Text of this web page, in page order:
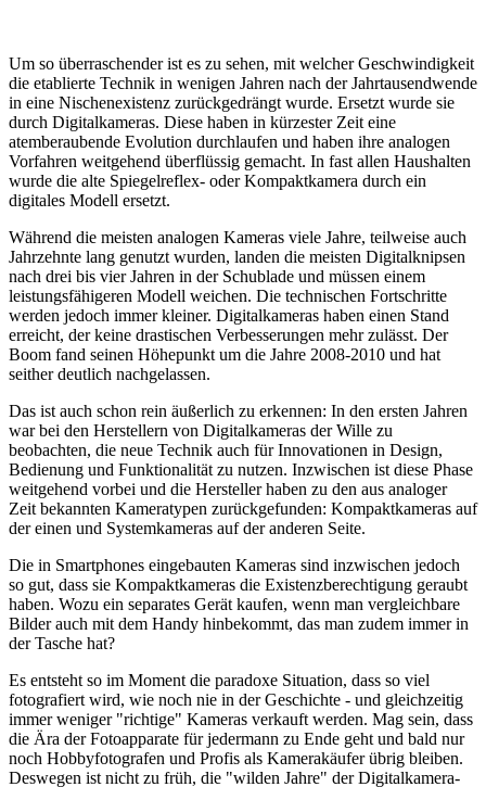
Um so überraschender ist es zu sehen, mit welcher Geschwindigkeit
die etablierte Technik in wenigen Jahren nach der Jahrtausendwende
in eine Nischenexistenz zurückgedrängt wurde. Ersetzt wurde sie
durch Digitalkameras. Diese haben in kürzester Zeit eine
atemberaubende Evolution durchlaufen und haben ihre analogen
Vorfahren weitgehend überflüssig gemacht. In fast allen Haushalten
wurde die alte Spiegelreflex- oder Kompaktkamera durch ein
digitales Modell ersetzt.
Während die meisten analogen Kameras viele Jahre, teilweise auch
Jahrzehnte lang genutzt wurden, landen die meisten Digitalknipsen
nach drei bis vier Jahren in der Schublade und müssen einem
leistungsfähigeren Modell weichen. Die technischen Fortschritte
werden jedoch immer kleiner. Digitalkameras haben einen Stand
erreicht, der keine drastischen Verbesserungen mehr zulässt. Der
Boom fand seinen Höhepunkt um die Jahre 2008-2010 und hat
seither deutlich nachgelassen.
Das ist auch schon rein äußerlich zu erkennen: In den ersten Jahren
war bei den Herstellern von Digitalkameras der Wille zu
beobachten, die neue Technik auch für Innovationen in Design,
Bedienung und Funktionalität zu nutzen. Inzwischen ist diese Phase
weitgehend vorbei und die Hersteller haben zu den aus analoger
Zeit bekannten Kameratypen zurückgefunden: Kompaktkameras auf
der einen und Systemkameras auf der anderen Seite.
Die in Smartphones eingebauten Kameras sind inzwischen jedoch
so gut, dass sie Kompaktkameras die Existenzberechtigung geraubt
haben. Wozu ein separates Gerät kaufen, wenn man vergleichbare
Bilder auch mit dem Handy hinbekommt, das man zudem immer in
der Tasche hat?
Es entsteht so im Moment die paradoxe Situation, dass so viel
fotografiert wird, wie noch nie in der Geschichte - und gleichzeitig
immer weniger "richtige" Kameras verkauft werden. Mag sein, dass
die Ära der Fotoapparate für jedermann zu Ende geht und bald nur
noch Hobbyfotografen und Profis als Kamerakäufer übrig bleiben.
Deswegen ist nicht zu früh, die "wilden Jahre" der Digitalkamera-